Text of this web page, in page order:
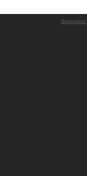
Biolovision